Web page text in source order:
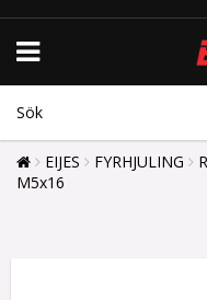
EIJES FYRHJULING
M5x16